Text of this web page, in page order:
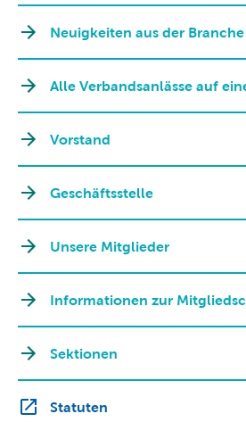
Neuigkeiten aus der Branche
Alle Verbandsanlässe auf
Vorstand
Geschäftsstelle
Unsere Mitglieder
Informationen zur
Sektionen
Statuten